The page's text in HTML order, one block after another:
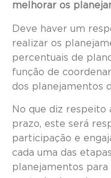
melhorar os
Deve haver um
realizar os
percentuais de
função de
dos planejamentos
No que diz respeito
prazo, este será
participação e
cada uma das
planejamentos para